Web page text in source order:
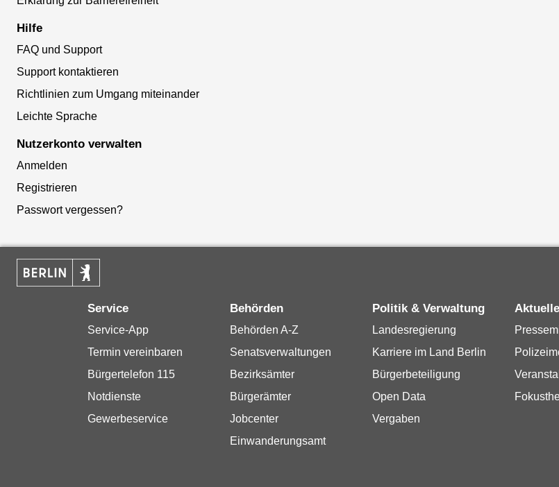
Hilfe
FAQ und Support
Support kontaktieren
Richtlinien zum Umgang miteinander
Leichte Sprache
Nutzerkonto verwalten
Anmelden
Registrieren
Passwort vergessen?
Service
Service-App
Termin vereinbaren
Bürgertelefon 115
Notdienste
Gewerbeservice
Behörden
Behörden A-Z
Senatsverwaltungen
Bezirksämter
Bürgerämter
Jobcenter
Einwanderungsamt
Politik & Verwaltung
Landesregierung
Karriere im Land Berlin
Bürgerbeteiligung
Open Data
Vergaben